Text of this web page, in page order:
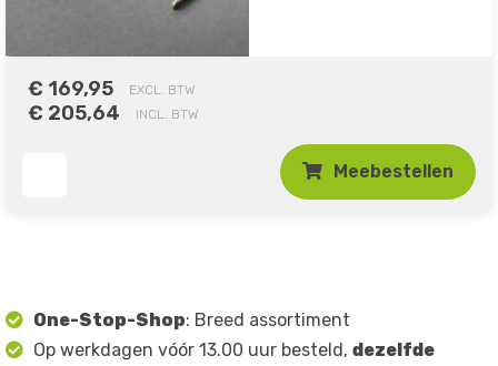
€ 169,95 EXCL. BTW
€ 205,64 INCL. BTW
Meebestellen
One-Stop-Shop: Breed assortiment
Op werkdagen vóór 13.00 uur besteld, dezelfde